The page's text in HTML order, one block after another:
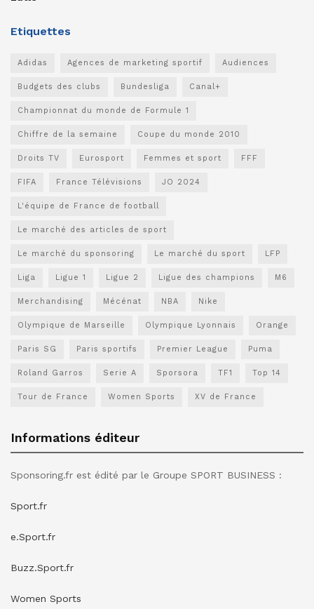
Etiquettes
Adidas Agences de marketing sportif Audiences
Budgets des clubs Bundesliga Canal+
Championnat du monde de Formule 1
Chiffre de la semaine Coupe du monde 2010
Droits TV Eurosport Femmes et sport FFF
FIFA France Télévisions JO 2024
L'équipe de France de football
Le marché des articles de sport
Le marché du sponsoring Le marché du sport LFP
Liga Ligue 1 Ligue 2 Ligue des champions M6
Merchandising Mécénat NBA Nike
Olympique de Marseille Olympique Lyonnais Orange
Paris SG Paris sportifs Premier League Puma
Roland Garros Serie A Sporsora TF1 Top 14
Tour de France Women Sports XV de France
Informations éditeur
Sponsoring.fr est édité par le Groupe SPORT BUSINESS :
Sport.fr
e.Sport.fr
Buzz.Sport.fr
Women Sports